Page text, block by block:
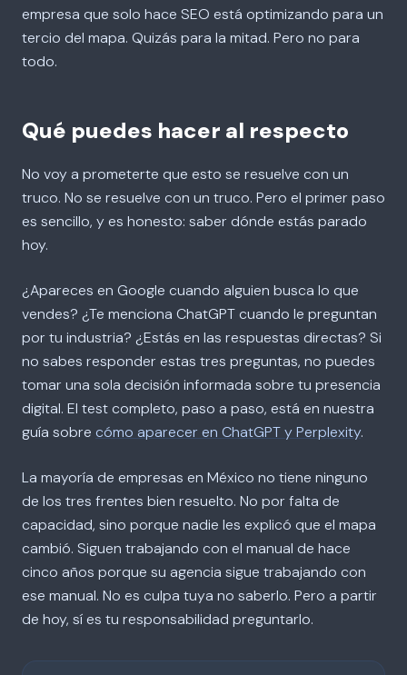
empresa que solo hace SEO está optimizando para un
tercio del mapa. Quizás para la mitad. Pero no para
todo.
Qué puedes hacer al respecto
No voy a prometerte que esto se resuelve con un
truco. No se resuelve con un truco. Pero el primer paso
es sencillo, y es honesto: saber dónde estás parado
hoy.
¿Apareces en Google cuando alguien busca lo que
vendes? ¿Te menciona ChatGPT cuando le preguntan
por tu industria? ¿Estás en las respuestas directas? Si
no sabes responder estas tres preguntas, no puedes
tomar una sola decisión informada sobre tu presencia
digital. El test completo, paso a paso, está en nuestra
guía sobre cómo aparecer en ChatGPT y Perplexity.
La mayoría de empresas en México no tiene ninguno
de los tres frentes bien resuelto. No por falta de
capacidad, sino porque nadie les explicó que el mapa
cambió. Siguen trabajando con el manual de hace
cinco años porque su agencia sigue trabajando con
ese manual. No es culpa tuya no saberlo. Pero a partir
de hoy, sí es tu responsabilidad preguntarlo.